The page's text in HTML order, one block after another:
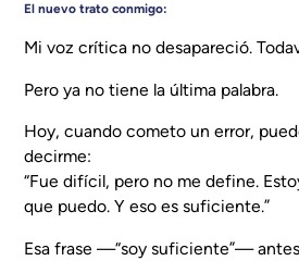
El nuevo trato conmigo:
Mi voz crítica no desapareció.
Pero ya no tiene la última palabra.
Hoy, cuando cometo un error,
decirme:
“Fue difícil, pero no me define.
que puedo. Y eso es suficiente.”
Esa frase —“soy suficiente”— antes